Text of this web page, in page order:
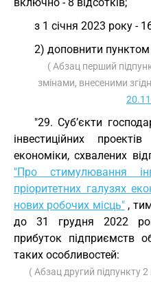
з 1 січня 2023 року -
2) доповнити пунктом
( Абзац перший
змінами, внесеними
"29. Суб’єкти
інвестиційних
економіки, схвалених
"Про стимулювання
пріоритетних галузях
нових робочих місць",
до 31 грудня 2022
прибуток підприємств
таких особливостей:
( Абзац другий підпункту 2